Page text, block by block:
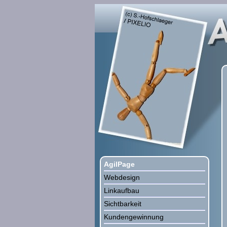
AgilPage
Webdesign
Linkaufbau
Sichtbarkeit
Kundengewinnung